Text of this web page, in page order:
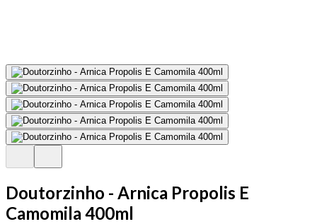
Doutorzinho - Arnica Propolis E
Camomila 400ml